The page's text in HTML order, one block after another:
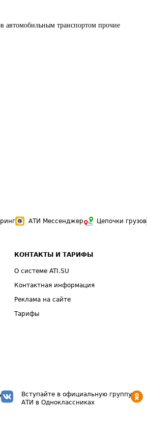
автомобильным транспортом прочие
АТИ Мессенджер Цепочки грузов
КОНТАКТЫ И ТАРИФЫ
О системе ATI.SU
Контактная информация
Реклама на сайте
Тарифы
Вступайте в официальную группу
АТИ в Одноклассниках